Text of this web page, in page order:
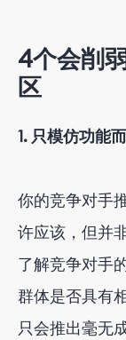
4个会削
区
1. 只模仿功能
你的竞争对手
许应该，但并
了解竞争对手
群体是否具有
只会推出毫无